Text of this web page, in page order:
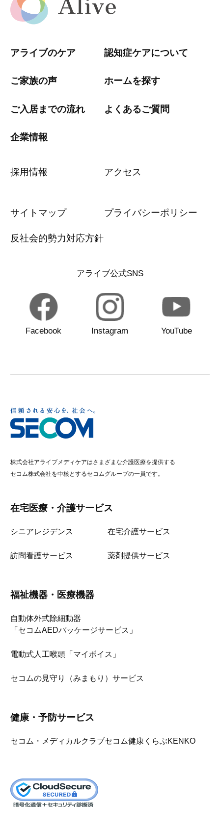
アライブのケア 認知症ケアについて
ご家族の声 ホームを探す
ご入居までの流れ よくあるご質問
企業情報
採用情報 アクセス
サイトマップ プライバシーポリシー
反社会的勢力対応方針
アライブ公式SNS
Facebook Instagram YouTube
株式会社アライブメディケアはさまざまな介護医療を提供する
セコム株式会社を中核とするセコムグループの一員です。
在宅医療・介護サービス
シニアレジデンス 在宅介護サービス
訪問看護サービス 薬剤提供サービス
福祉機器・医療機器
自動体外式除細動器
「セコムAEDパッケージサービス」
電動式人工喉頭「マイボイス」
セコムの見守り（みまもり）サービス
健康・予防サービス
セコム・メディカルクラブセコム健康くらぶKENKO